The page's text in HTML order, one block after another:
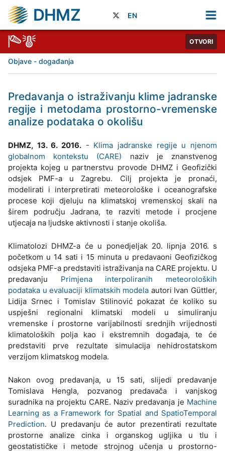
DHMZ EN
OTVORI
Objave - događanja
Predavanja o istraživanju klime jadranske
regije i metodama prostorno-vremenske
analize podataka o okolišu
DHMZ, 13. 6. 2016. - Klima jadranske regije u njenom
globalnom kontekstu (CARE) naziv je znanstvenog
projekta kojeg u partnerstvu provode DHMZ i Geofizički
odsjek PMF-a u Zagrebu. Cilj projekta je pronaći,
modelirati i interpretirati meteorološke i oceanografske
procese koji djeluju na klimatskoj vremenskoj skali na
širem području Jadrana, te razviti metode i procjene
utjecaja na ljudske aktivnosti i stanje okoliša.
Klimatolozi DHMZ-a će u ponedjeljak 20. lipnja 2016. s
početkom u 14 sati i 15 minuta u predavaoni Geofizičkog
odsjeka PMF-a predstaviti istraživanja na CARE projektu. U
predavanju Primjena interpoliranih meteoroloških
podataka u evaluaciji klimatskih modela autori Ivan Güttler,
Lidija Srnec i Tomislav Stilinović pokazat će koliko su
uspješni regionalni klimatski modeli u simuliranju
vremenske i prostorne varijabilnosti srednjih vrijednosti
klimatoloških polja kao i ekstremnih događaja, te će
predstaviti prve rezultate simulacija nehidrostatskom
verzijom klimatskog modela.
Nakon ovog predavanja, u 15 sati, slijedi predavanje
Tomislava Hengla, pozvanog predavača i vanjskog
suradnika na projektu CARE. Naziv predavanja je Machine
Learning as a Framework for Spatial and SpatioTemporal
Prediction. U predavanju će autor prezentirati rezultate
prostorne analize cinka i organskog ugljika u tlu i
geostatističke i metode strojnog učenja u prostorno-